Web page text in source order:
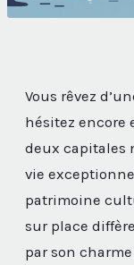
Vous rêvez
hésitez encore
deux capitales
vie
patrimoine
sur place
par son